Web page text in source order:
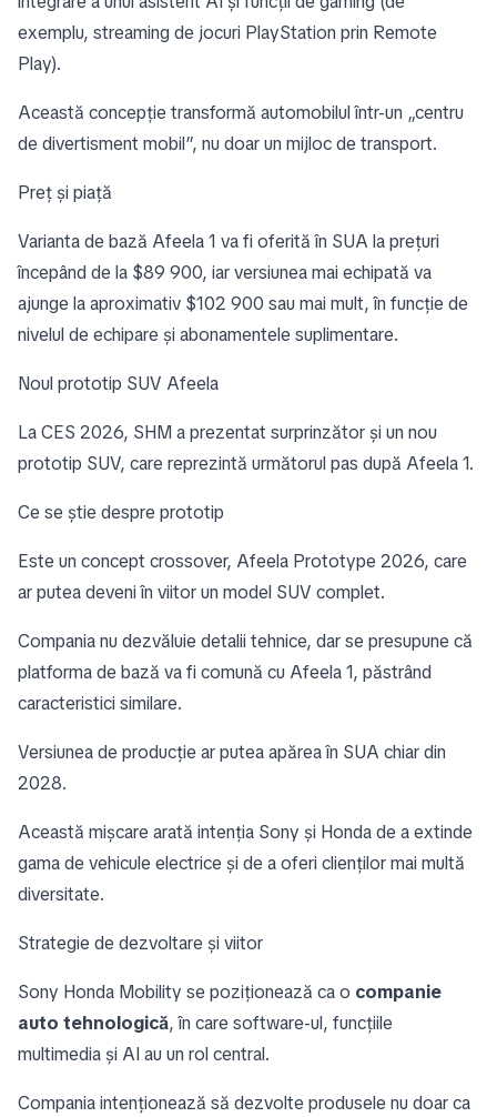
exemplu, streaming de jocuri PlayStation prin Remote
Play).
Această concepție transformă automobilul într-un „centru
de divertisment mobil”, nu doar un mijloc de transport.
Preț și piață
Varianta de bază Afeela 1 va fi oferită în SUA la prețuri
începând de la $89 900, iar versiunea mai echipată va
ajunge la aproximativ $102 900 sau mai mult, în funcție de
nivelul de echipare și abonamentele suplimentare.
Noul prototip SUV Afeela
La CES 2026, SHM a prezentat surprinzător și un nou
prototip SUV, care reprezintă următorul pas după Afeela 1.
Ce se știe despre prototip
Este un concept crossover, Afeela Prototype 2026, care
ar putea deveni în viitor un model SUV complet.
Compania nu dezvăluie detalii tehnice, dar se presupune că
platforma de bază va fi comună cu Afeela 1, păstrând
caracteristici similare.
Versiunea de producție ar putea apărea în SUA chiar din
2028.
Această mișcare arată intenția Sony și Honda de a extinde
gama de vehicule electrice și de a oferi clienților mai multă
diversitate.
Strategie de dezvoltare și viitor
Sony Honda Mobility se poziționează ca o companie
auto tehnologică, în care software-ul, funcțiile
multimedia și AI au un rol central.
Compania intenționează să dezvolte produsele nu doar ca